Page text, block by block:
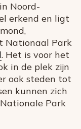
Noord-
erkend en ligt
Nationaal Park
. Het is voor het
in de plek zijn
ook steden tot
kunnen zich
Park